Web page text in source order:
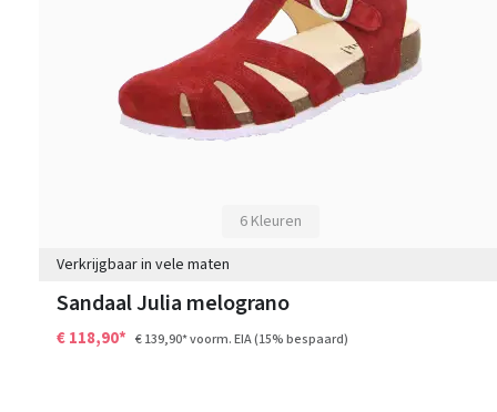
6 Kleuren
Verkrijgbaar in vele maten
Sandaal Julia melograno
€ 118,90* € 139,90*voorm. EIA(15% bespaard)